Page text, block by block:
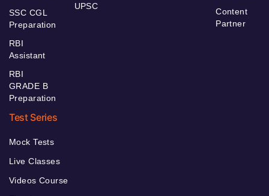
SSC CGL
Preparation
RBI
Assistant
RBI
GRADE B
Preparation
UPSC
Content
Partner
Test Series
Mock Tests
Live Classes
Videos Course